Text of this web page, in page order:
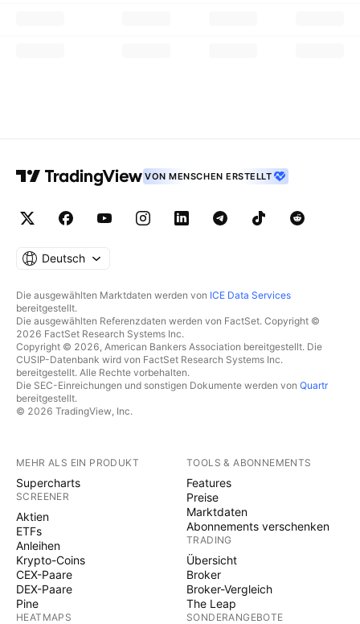
VON MENSCHEN ERSTELLT
Deutsch
Die ausgewählten Marktdaten werden von ICE Data Services
bereitgestellt.
Die ausgewählten Referenzdaten werden von FactSet. Copyright ©
2026 FactSet Research Systems Inc.
Copyright © 2026, American Bankers Association bereitgestellt. Die
CUSIP-Datenbank wird von FactSet Research Systems Inc.
bereitgestellt. Alle Rechte vorbehalten.
Die SEC-Einreichungen und sonstigen Dokumente werden von Quartr
bereitgestellt.
© 2026 TradingView, Inc.
MEHR ALS EIN PRODUKT
Supercharts
SCREENER
Aktien
ETFs
Anleihen
Krypto-Coins
CEX-Paare
DEX-Paare
Pine
HEATMAPS
TOOLS & ABONNEMENTS
Features
Preise
Marktdaten
Abonnements verschenken
TRADING
Übersicht
Broker
Broker-Vergleich
The Leap
SONDERANGEBOTE